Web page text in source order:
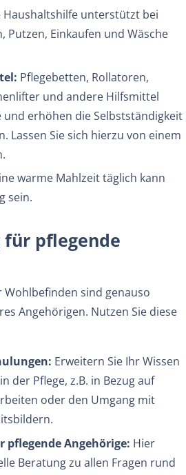
Haushaltshilfe unterstützt bei
Putzen, Einkaufen und Wäsche
Pflegebetten, Rollatoren,
und andere Hilfsmittel
und erhöhen die Selbstständigkeit
Lassen Sie sich hierzu von einem
warme Mahlzeit täglich kann
sein.
pflegende
sind genauso
Angehörigen. Nutzen Sie diese
Erweitern Sie Ihr Wissen
der Pflege, z.B. in Bezug auf
oder den Umgang mit
Angehörige: Hier
Beratung zu allen Fragen rund